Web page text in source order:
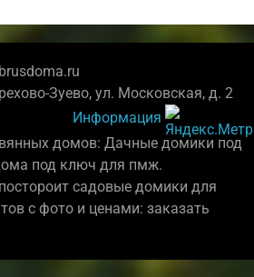
Зуево, ул. Московская, д. 2
Информация
домов: Дачные домики под
под ключ для пмж.
садовые домики для
с фото и ценами: заказать